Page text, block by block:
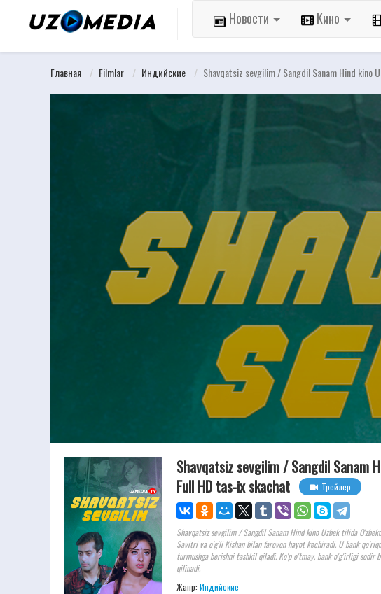
Новости Кино
Главная Filmlar Индийские Shavqatsiz sevgilim / Sangdil Sanam Hind kino
Shavqatsiz sevgilim / Sangdil Sanam
Full HD tas-ix skachat
Трейлер
Shavqatsiz sevgilim / Sangdil Sanam Hind kino Uzbek tilida
Savitri va o'g'li Kishan bilan farovon hayot kechiradi. U bank
turmushga berishni tashkil qiladi. Ko'p o'tmay, bank o'g'irligi sodir
qilinadi.
Жанр: Индийские